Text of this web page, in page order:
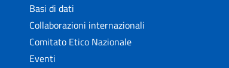
Basi di dati
Collaborazioni internazionali
Comitato Etico Nazionale
Eventi